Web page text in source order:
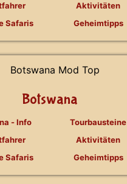
Safaris
Aktivitäten
Geheimtipps
Botswana
- Info
Safaris
Tourbausteine
Aktivitäten
Geheimtipps